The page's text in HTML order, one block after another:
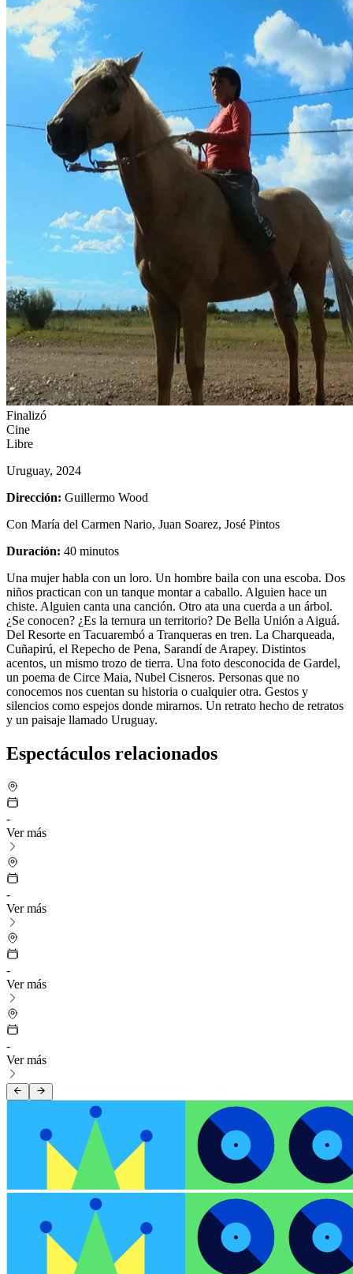
Finalizó
Cine
Libre
Uruguay, 2024
Dirección: Guillermo Wood
Con María del Carmen Nario, Juan Soarez, José Pintos
Duración: 40 minutos
Una mujer habla con un loro. Un hombre baila con una escoba. Dos
niños practican con un tanque montar a caballo. Alguien hace un
chiste. Alguien canta una canción. Otro ata una cuerda a un árbol.
¿Se conocen? ¿Es la ternura un territorio? De Bella Unión a Aiguá.
Del Resorte en Tacuarembó a Tranqueras en tren. La Charqueada,
Cuñapirú, el Repecho de Pena, Sarandí de Arapey. Distintos
acentos, un mismo trozo de tierra. Una foto desconocida de Gardel,
un poema de Circe Maia, Nubel Cisneros. Personas que no
conocemos nos cuentan su historia o cualquier otra. Gestos y
silencios como espejos donde mirarnos. Un retrato hecho de retratos
y un paisaje llamado Uruguay.
Espectáculos relacionados
-
Ver más
-
Ver más
-
Ver más
-
Ver más